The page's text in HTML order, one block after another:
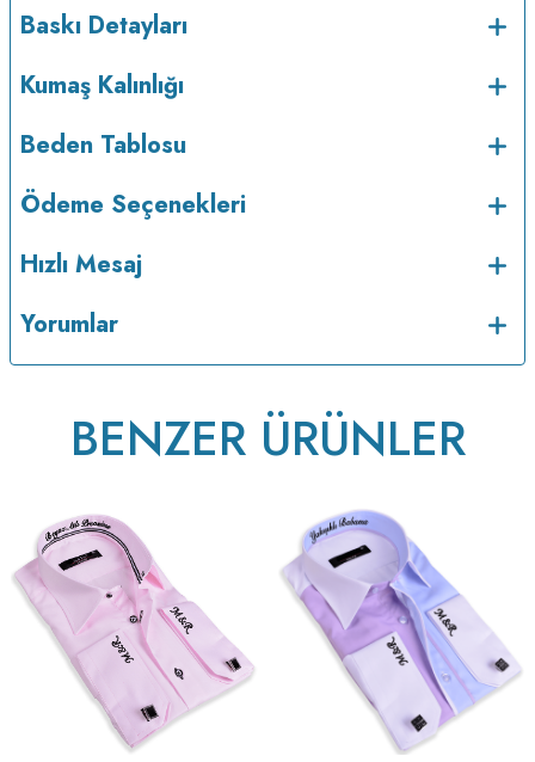
Baskı Detayları
Kumaş Kalınlığı
Beden Tablosu
Ödeme Seçenekleri
Hızlı Mesaj
Yorumlar
BENZER ÜRÜNLER